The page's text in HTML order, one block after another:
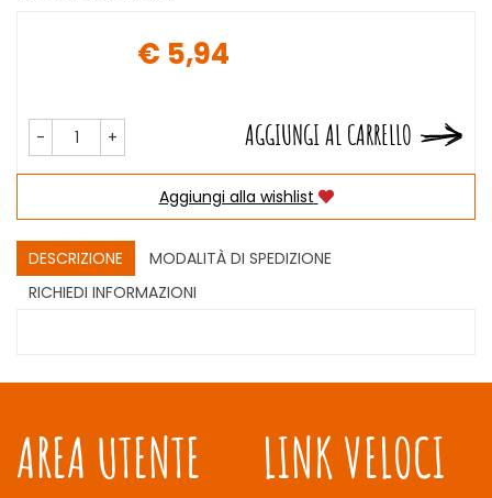
€ 5,94
- + AGGIUNGI AL CARRELLO
Aggiungi alla wishlist
DESCRIZIONE
MODALITÀ DI SPEDIZIONE
RICHIEDI INFORMAZIONI
AREA UTENTE LINK VELOCI